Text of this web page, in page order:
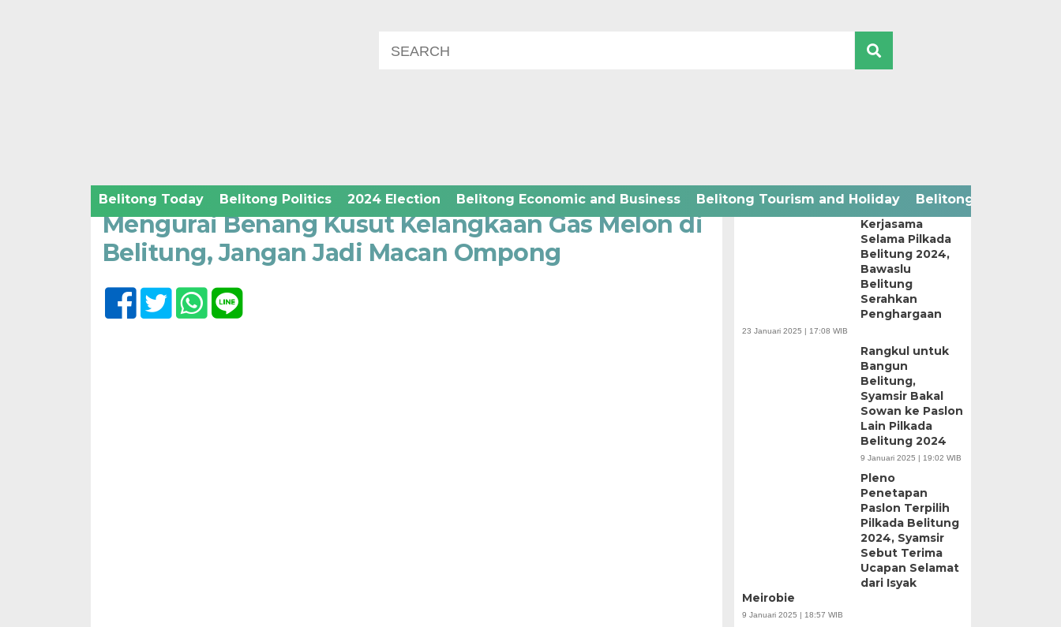
Belitong Today Belitong Politics 2024 Election Belitong Economic and Business Belitong Tourism and Holiday Belitong Technology
Sabtu, 29 Juli 2023 - 14:28 WIB
Mengurai Benang Kusut Kelangkaan Gas Melon di
Belitung, Jangan Jadi Macan Ompong
Apresiasi
Kerjasama
Selama Pilkada
Belitung 2024,
Bawaslu
Belitung
Serahkan
Penghargaan
23 Januari 2025 | 17:08 WIB
Rangkul untuk
Bangun
Belitung,
Syamsir Bakal
Sowan ke Paslon
Lain Pilkada
Belitung 2024
9 Januari 2025 | 19:02 WIB
Pleno
Penetapan
Paslon Terpilih
Pilkada Belitung
2024, Syamsir
Sebut Terima
Ucapan Selamat
dari Isyak
Meirobie
9 Januari 2025 | 18:57 WIB